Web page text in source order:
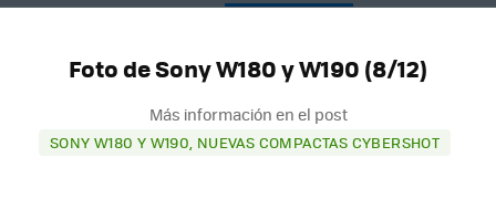
Foto de Sony W180 y W190 (8/12)
Más información en el post
SONY W180 Y W190, NUEVAS COMPACTAS CYBERSHOT